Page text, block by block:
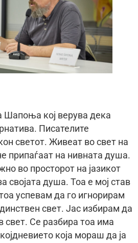
Шапоња кој верува дека
Писателите
светот. Живеат во свет на
припаѓаат на нивната душа.
во просторот на јазикот
својата душа. Тоа е мој став
успевам да го игнорирам
свет. Јас избирам да
Се разбира тоа има
која мораш да ја